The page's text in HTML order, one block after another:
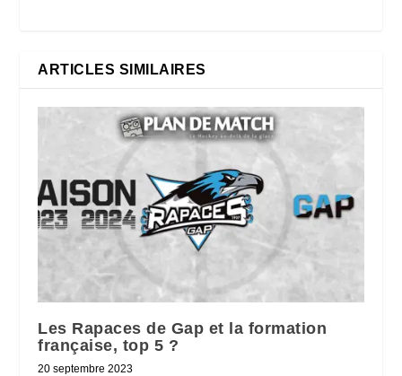
ARTICLES SIMILAIRES
Les Rapaces de Gap et la formation
française, top 5 ?
20 septembre 2023